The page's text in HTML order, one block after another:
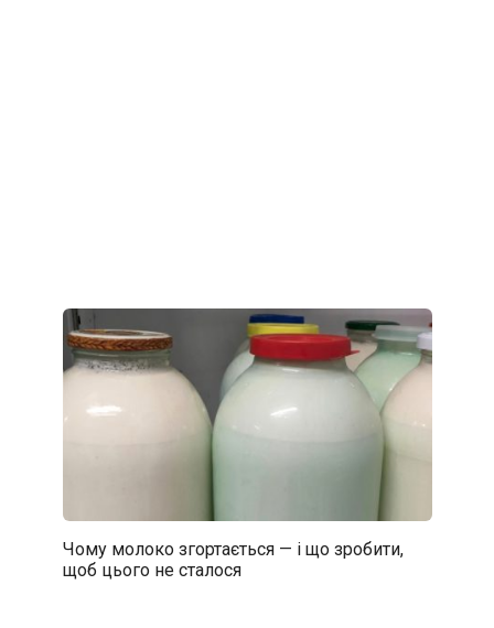
Чому молоко згортається — і що зробити,
щоб цього не сталося